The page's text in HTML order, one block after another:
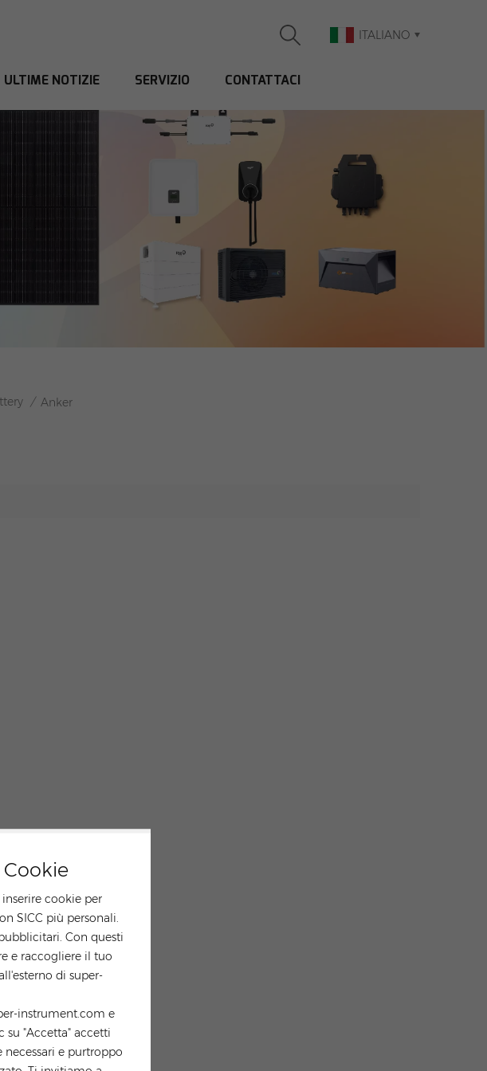
cookie per
SICC più personali.
Con questi
e raccogliere il tuo
di super-
instrument.com e
su "Accetta" accetti
e purtroppo
ITALIANO
ULTIME NOTIZIE SERVIZIO CONTATTACI
/ Anker